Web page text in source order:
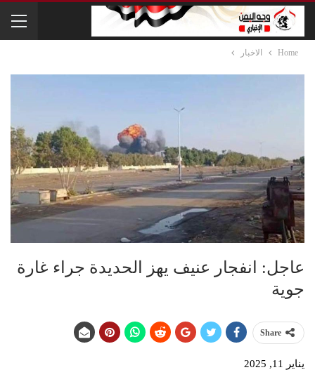
Home الاخبار
عاجل: انفجار عنيف يهز الحديدة جراء غارة
جوية
Share
يناير 11, 2025